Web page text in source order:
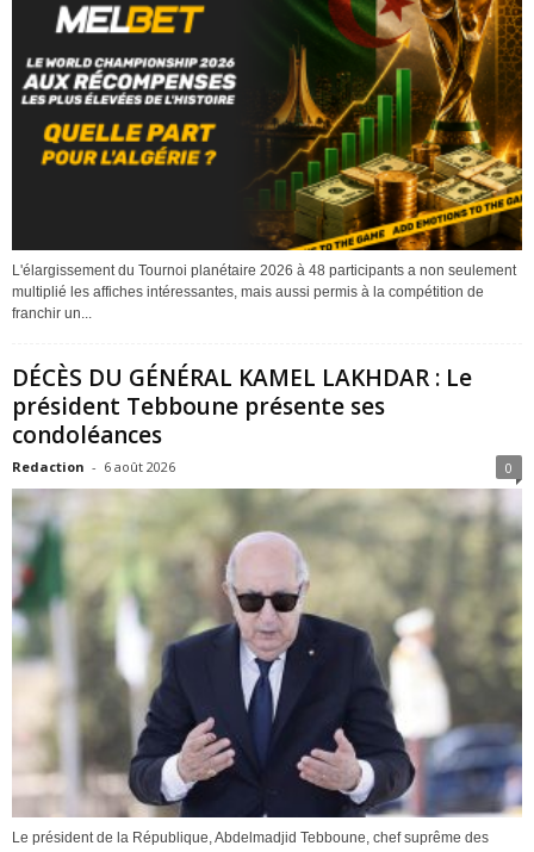
L'élargissement du Tournoi planétaire 2026 à 48 participants a non seulement
multiplié les affiches intéressantes, mais aussi permis à la compétition de
franchir un...
DÉCÈS DU GÉNÉRAL KAMEL LAKHDAR : Le
président Tebboune présente ses
condoléances
Redaction - 6 août 2026 0
Le président de la République, Abdelmadjid Tebboune, chef suprême des